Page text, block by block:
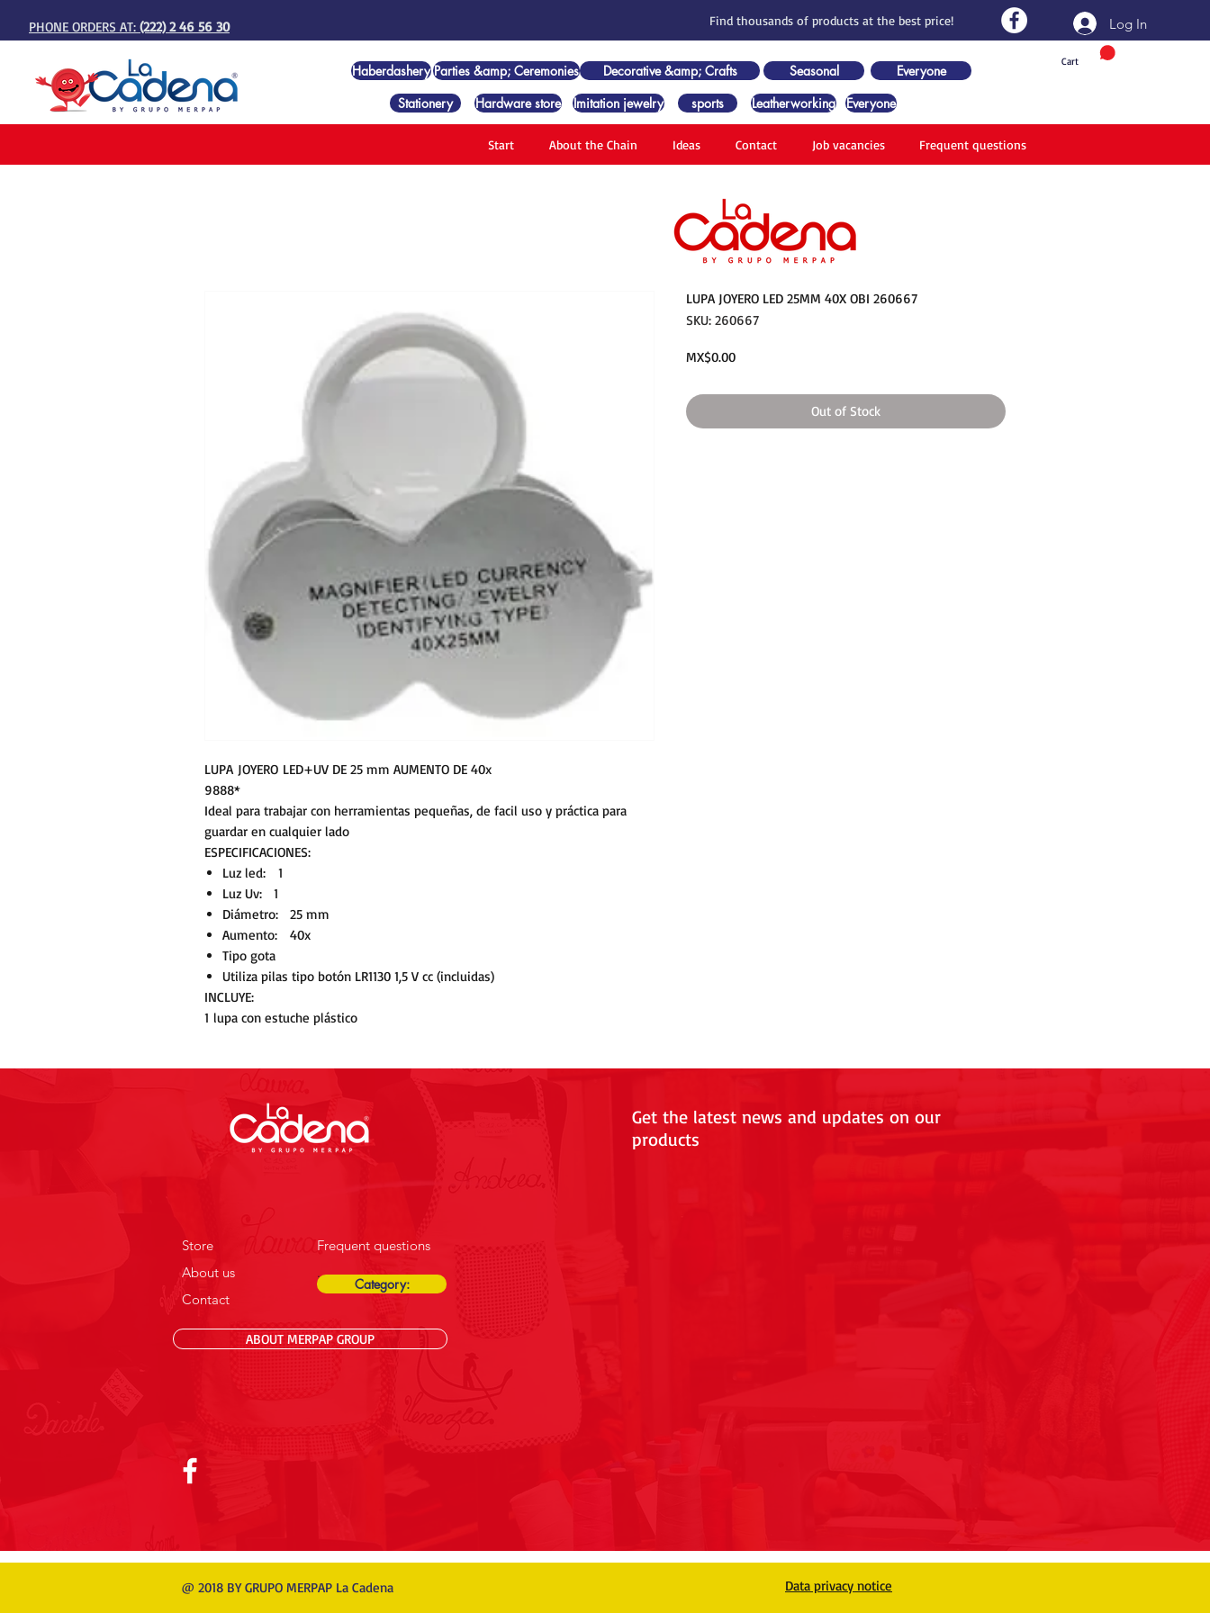
PHONE ORDERS AT: (222) 2 46 56 30 Find thousands of products at the best price!
Cart
Log In
Haberdashery Parties &amp; Ceremonies Decorative &amp; Crafts Seasonal
Everyone
Stationery
Hardware store Imitation jewelry sports Leatherworking Everyone
Start About the Chain Ideas Contact Job vacancies Frequent questions
LUPA JOYERO LED+UV DE 25 mm AUMENTO DE 40x
9888*
Ideal para trabajar con herramientas pequeñas, de facil uso y práctica para
guardar en cualquier lado
ESPECIFICACIONES:
Luz led: 1
Luz Uv: 1
Diámetro: 25 mm
Aumento: 40x
Tipo gota
Utiliza pilas tipo botón LR1130 1,5 V cc (incluidas)
INCLUYE:
1 lupa con estuche plástico
LUPA JOYERO LED 25MM 40X OBI 260667
SKU: 260667
MX$0.00Price
Out of Stock
Store
About us
Contact
Frequent questions
.
Category:
ABOUT MERPAP GROUP
Get the latest news and updates on our
products
@ 2018 BY GRUPO MERPAP La Cadena Data privacy notice